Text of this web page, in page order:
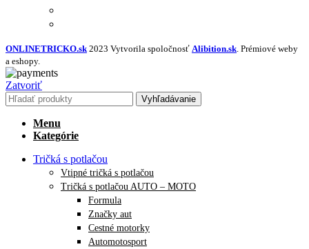
ONLINETRICKO.sk 2023 Vytvorila spoločnosť Alibition.sk . Prémiové weby
a eshopy.
Zatvoriť
Vyhľadávanie
Menu
Kategórie
Tričká s potlačou
Vtipné tričká s potlačou
Tričká s potlačou AUTO – MOTO
Formula
Značky aut
Cestné motorky
Automotosport